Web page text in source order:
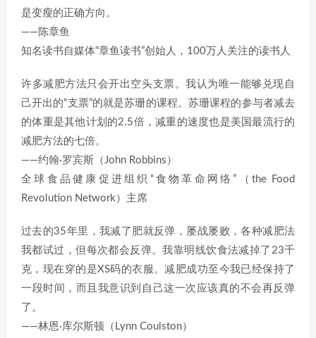
是变瘦的正确方向。
——陈章鱼
知名读书自媒体“章鱼读书”创始人，100万人关注的读书人
许多减肥方法只会开出空头支票。我认为唯一能够兑现自
己开出的“支票”的就是苏珊的课程。苏珊课程的参与者减去
的体重是其他计划的2.5倍，减重的速度也是美国最流行的
减肥方法的七倍。
——约翰·罗宾斯（John Robbins）
全球食品健康促进组织“食物革命网络”（the Food
Revolution Network）主席
过去的35年里，我减了肥就反弹，屡战屡败，各种减肥法
我都试过，但每次都会反弹。我靠明线饮食法减掉了23千
克，现在穿的是XS码的衣服。减肥成功至今我已经保持了
一段时间，而且我意识到自己这一次应该真的不会再反弹
了。
——林恩·库尔斯顿（Lynn Coulston）